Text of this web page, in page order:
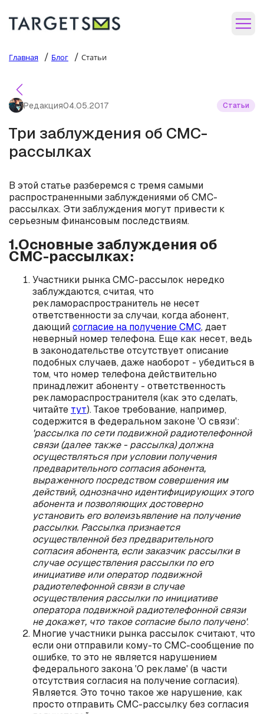
Главная / Блог / Статьи
Редакция04.05.2017 Статьи
Три заблуждения об СМС-
рассылках
В этой статье разберемся с тремя самыми
распространенными заблуждениями об СМС-
рассылках. Эти заблуждения могут привести к
серьезным финансовым последствиям.
1.Основные заблуждения об
СМС-рассылках:
Участники рынка СМС-рассылок нередко
заблуждаются, считая, что
рекламораспространитель не несет
ответственности за случаи, когда абонент,
дающийсогласие на получение СМС, дает
неверный номер телефона. Еще как несет, ведь
в законодательстве отсутствует описание
подобных случаев, даже наоборот - убедиться в
том, что номер телефона действительно
принадлежит абоненту - ответственность
рекламораспространителя (как это сделать,
читайте тут). Такое требование, например,
содержится в федеральном законе 'О связи':
'рассылка по сети подвижной радиотелефонной
связи (далее также - рассылка) должна
осуществляться при условии получения
предварительного согласия абонента,
выраженного посредством совершения им
действий, однозначно идентифицирующих этого
абонента и позволяющих достоверно
установить его волеизъявление на получение
рассылки. Рассылка признается
осуществленной без предварительного
согласия абонента, если заказчик рассылки в
случае осуществления рассылки по его
инициативе или оператор подвижной
радиотелефонной связи в случае
осуществления рассылки по инициативе
оператора подвижной радиотелефонной связи
не докажет, что такое согласие было получено'.
Многие участники рынка рассылок считают, что
если они отправили кому-то СМС-сообщение по
ошибке, то это не является нарушением
федерального закона 'О рекламе' (в части
отсутствия согласия на получение согласия).
Является. Это точно такое же нарушение, как
просто отправить СМС-рассылку без согласия